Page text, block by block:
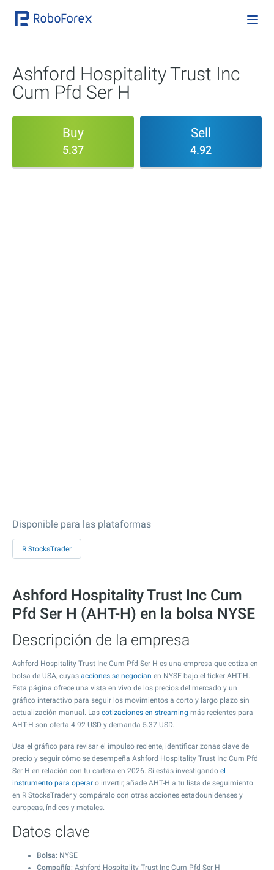
Ashford Hospitality Trust Inc
Cum Pfd Ser H
Buy
5.37
Sell
4.92
Disponible para las plataformas
R StocksTrader
Ashford Hospitality Trust Inc Cum
Pfd Ser H (AHT-H) en la bolsa NYSE
Descripción de la empresa
Ashford Hospitality Trust Inc Cum Pfd Ser H es una empresa que cotiza en
bolsa de USA, cuyas acciones se negocian en NYSE bajo el ticker AHT-H.
Esta página ofrece una vista en vivo de los precios del mercado y un
gráfico interactivo para seguir los movimientos a corto y largo plazo sin
actualización manual. Las cotizaciones en streaming más recientes para
AHT-H son oferta 4.92 USD y demanda 5.37 USD.
Usa el gráfico para revisar el impulso reciente, identificar zonas clave de
precio y seguir cómo se desempeña Ashford Hospitality Trust Inc Cum Pfd
Ser H en relación con tu cartera en 2026. Si estás investigando el
instrumento para operar o invertir, añade AHT-H a tu lista de seguimiento
en R StocksTrader y compáralo con otras acciones estadounidenses y
europeas, índices y metales.
Datos clave
Bolsa: NYSE
Compañía: Ashford Hospitality Trust Inc Cum Pfd Ser H